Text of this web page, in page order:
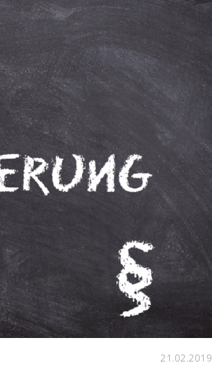
21.02.2019